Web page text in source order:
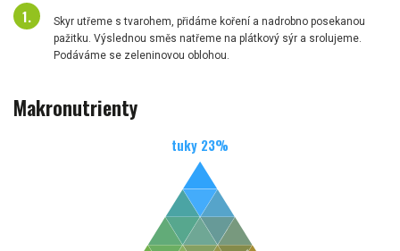
Skyr utřeme s tvarohem, přidáme koření a nadrobno posekanou
pažitku. Výslednou směs natřeme na plátkový sýr a srolujeme.
Podáváme se zeleninovou oblohou.
Makronutrienty
tuky 23%